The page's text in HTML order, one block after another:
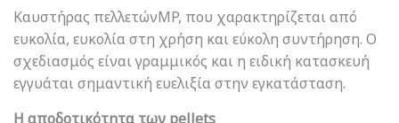
Καυστήρας πελλετώνMP, που χαρακτηρίζεται από
ευκολία, ευκολία στη χρήση και εύκολη συντήρηση. Ο
σχεδιασμός είναι γραμμικός και η ειδική κατασκευή
εγγυάται σημαντική ευελιξία στην εγκατάσταση.
Η αποδοτικότητα των pellets